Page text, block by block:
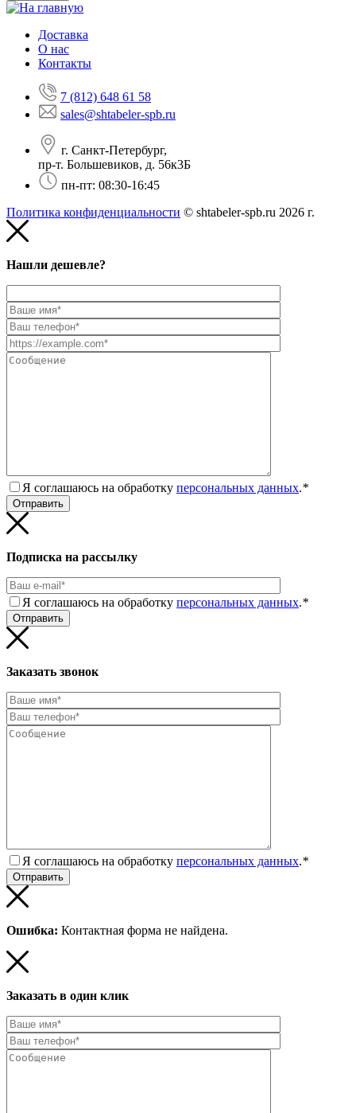
Доставка
О нас
Контакты
7 (812) 648 61 58
sales@shtabeler-spb.ru
г. Санкт-Петербург,
пр-т. Большевиков, д. 56к3Б
пн-пт: 08:30-16:45
Политика конфиденциальности © shtabeler-spb.ru 2026 г.
Нашли дешевле?
Я соглашаюсь на обработку персональных данных.*
Подписка на рассылку
Я соглашаюсь на обработку персональных данных.*
Заказать звонок
Я соглашаюсь на обработку персональных данных.*
Ошибка: Контактная форма не найдена.
Заказать в один клик